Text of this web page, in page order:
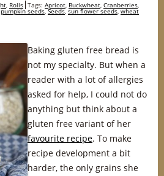
, Rolls Tags: Apricot, Buckwheat, Cranberries,
pumpkin seeds,Seeds, sun flower seeds,wheat
Baking gluten free bread is
not my specialty. But when a
reader with a lot of allergies
asked for help, I could not do
anything but think about a
gluten free variant of her
favourite recipe. To make
recipe development a bit
harder, the only grains she